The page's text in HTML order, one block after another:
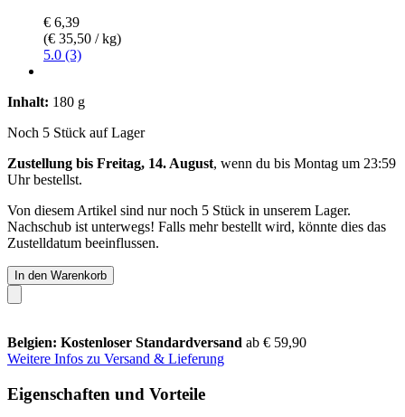
€ 6,39
(€ 35,50 / kg)
5.0 (3)
Inhalt: 180 g
Noch 5 Stück auf Lager
Zustellung bis Freitag, 14. August, wenn du bis Montag um 23:59
Uhrbestellst.
Von diesem Artikel sind nur noch 5 Stück in unserem Lager.
Nachschub ist unterwegs! Falls mehr bestellt wird, könnte dies das
Zustelldatum beeinflussen.
In den Warenkorb
Belgien: Kostenloser Standardversand ab € 59,90
Weitere Infos zu Versand & Lieferung
Eigenschaften und Vorteile